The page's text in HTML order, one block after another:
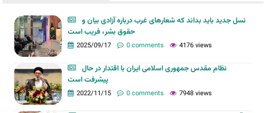
نسل جدید باید بداند که شعارهای غرب درباره آزادی بیان و
حقوق بشر، فریب است
2025/09/17 0 comments 4176 views
نظام مقدس جمهوری اسلامی ایران با اقتدار در حال
پیشرفت است
2022/11/15 0 comments 7948 views